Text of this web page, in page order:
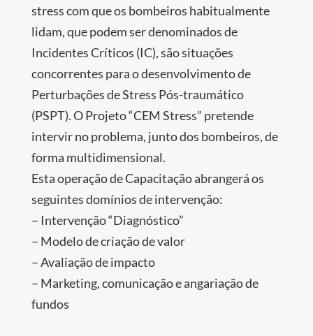
stress com que os bombeiros habitualmente
lidam, que podem ser denominados de
Incidentes Críticos (IC), são situações
concorrentes para o desenvolvimento de
Perturbações de Stress Pós-traumático
(PSPT). O Projeto “CEM Stress” pretende
intervir no problema, junto dos bombeiros, de
forma multidimensional.
Esta operação de Capacitação abrangerá os
seguintes domínios de intervenção:
– Intervenção “Diagnóstico”
– Modelo de criação de valor
– Avaliação de impacto
– Marketing, comunicação e angariação de
fundos